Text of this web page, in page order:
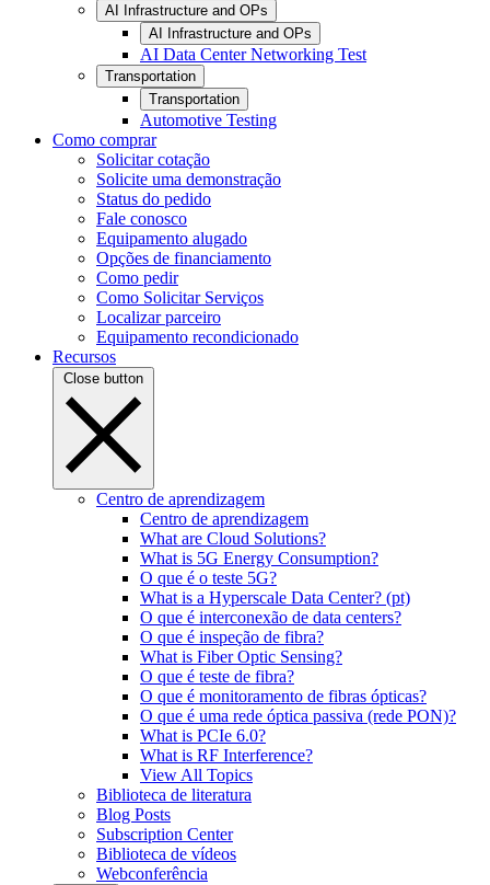
AI Infrastructure and OPs
AI Infrastructure and OPs
AI Data Center Networking Test
Transportation
Transportation
Automotive Testing
Como comprar
Solicitar cotação
Solicite uma demonstração
Status do pedido
Fale conosco
Equipamento alugado
Opções de financiamento
Como pedir
Como Solicitar Serviços
Localizar parceiro
Equipamento recondicionado
Recursos
Close button
Centro de aprendizagem
Centro de aprendizagem
What are Cloud Solutions?
What is 5G Energy Consumption?
O que é o teste 5G?
What is a Hyperscale Data Center? (pt)
O que é interconexão de data centers?
O que é inspeção de fibra?
What is Fiber Optic Sensing?
O que é teste de fibra?
O que é monitoramento de fibras ópticas?
O que é uma rede óptica passiva (rede PON)?
What is PCIe 6.0?
What is RF Interference?
View All Topics
Biblioteca de literatura
Blog Posts
Subscription Center
Biblioteca de vídeos
Webconferência